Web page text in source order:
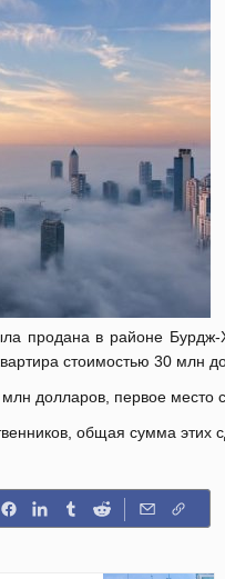
продана в районе
стоимостью 30 млн
долларов, первое
общая сумма этих